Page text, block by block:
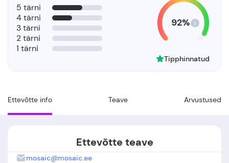
Ettevõtte info Teave Arvustused
5 tärni
4 tärni
3 tärni
2 tärni
1 tärni
92%
Tipphinnatud
Ettevõtte teave
mosaic@mosaic.ee